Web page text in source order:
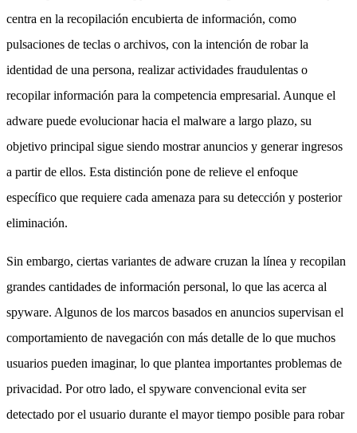
centra en la recopilación encubierta de información, como
pulsaciones de teclas o archivos, con la intención de robar la
identidad de una persona, realizar actividades fraudulentas o
recopilar información para la competencia empresarial. Aunque el
adware puede evolucionar hacia el malware a largo plazo, su
objetivo principal sigue siendo mostrar anuncios y generar ingresos
a partir de ellos. Esta distinción pone de relieve el enfoque
específico que requiere cada amenaza para su detección y posterior
eliminación.
Sin embargo, ciertas variantes de adware cruzan la línea y recopilan
grandes cantidades de información personal, lo que las acerca al
spyware. Algunos de los marcos basados en anuncios supervisan el
comportamiento de navegación con más detalle de lo que muchos
usuarios pueden imaginar, lo que plantea importantes problemas de
privacidad. Por otro lado, el spyware convencional evita ser
detectado por el usuario durante el mayor tiempo posible para robar